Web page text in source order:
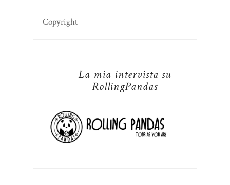
Copyright
La mia intervista su
RollingPandas